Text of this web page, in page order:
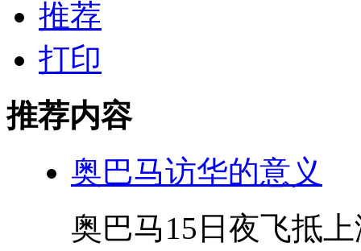
推荐
打印
推荐内容
奥巴马访华的意义
奥巴马15日夜飞抵